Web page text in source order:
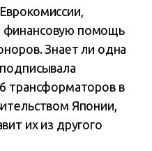
финансовую помощь
Знает ли одна
трансформаторов в
Японии,
их из другого